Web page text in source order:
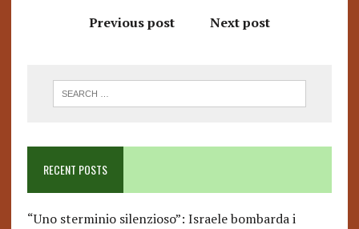
Previous post Next post
RECENT POSTS
“Uno sterminio silenzioso”: Israele bombarda i